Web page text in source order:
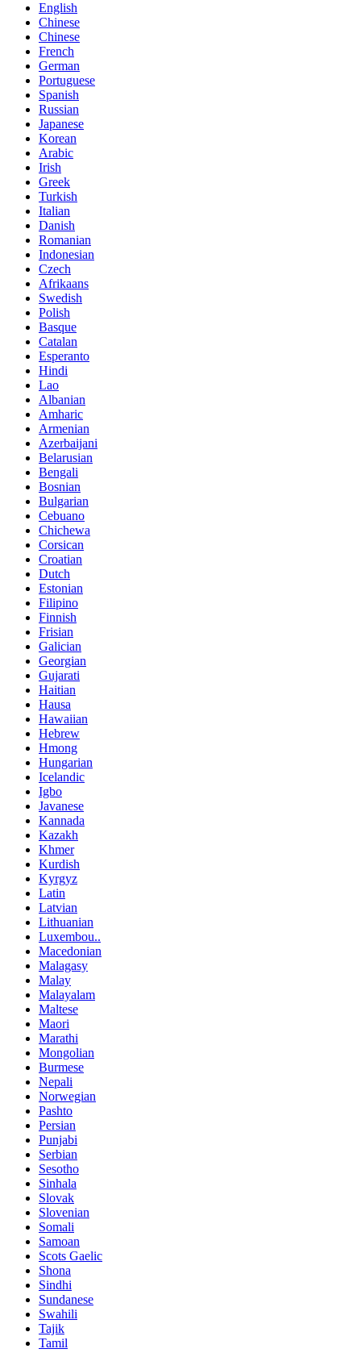
English
Chinese
Chinese
French
German
Portuguese
Spanish
Russian
Japanese
Korean
Arabic
Irish
Greek
Turkish
Italian
Danish
Romanian
Indonesian
Czech
Afrikaans
Swedish
Polish
Basque
Catalan
Esperanto
Hindi
Lao
Albanian
Amharic
Armenian
Azerbaijani
Belarusian
Bengali
Bosnian
Bulgarian
Cebuano
Chichewa
Corsican
Croatian
Dutch
Estonian
Filipino
Finnish
Frisian
Galician
Georgian
Gujarati
Haitian
Hausa
Hawaiian
Hebrew
Hmong
Hungarian
Icelandic
Igbo
Javanese
Kannada
Kazakh
Khmer
Kurdish
Kyrgyz
Latin
Latvian
Lithuanian
Luxembou..
Macedonian
Malagasy
Malay
Malayalam
Maltese
Maori
Marathi
Mongolian
Burmese
Nepali
Norwegian
Pashto
Persian
Punjabi
Serbian
Sesotho
Sinhala
Slovak
Slovenian
Somali
Samoan
Scots Gaelic
Shona
Sindhi
Sundanese
Swahili
Tajik
Tamil